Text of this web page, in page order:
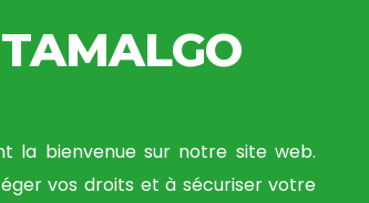
la bienvenue sur notre site web.
vos droits et à sécuriser votre